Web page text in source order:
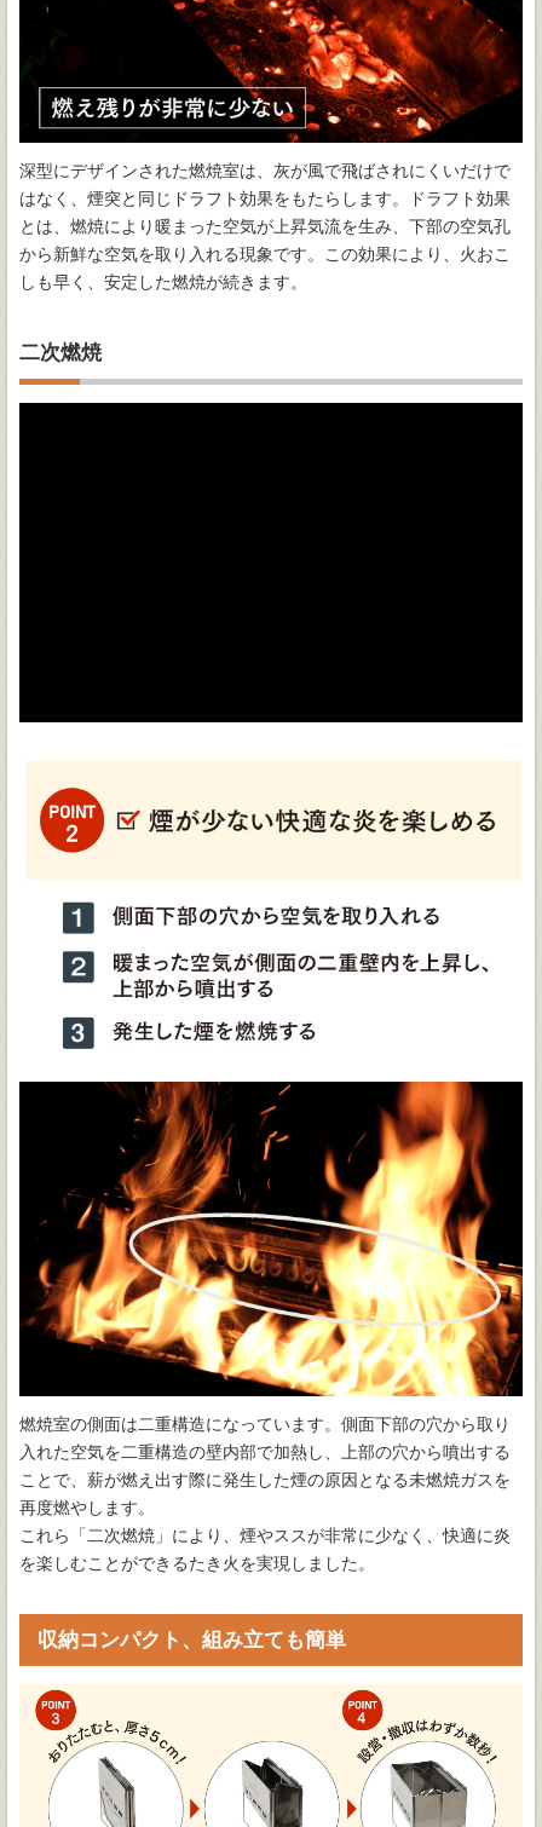
深型にデザインされた燃焼室は、灰が風で飛ばされにくいだけで
はなく、煙突と同じドラフト効果をもたらします。ドラフト効果
とは、燃焼により暖まった空気が上昇気流を生み、下部の空気孔
から新鮮な空気を取り入れる現象です。この効果により、火おこ
しも早く、安定した燃焼が続きます。
二次燃焼
燃焼室の側面は二重構造になっています。側面下部の穴から取り
入れた空気を二重構造の壁内部で加熱し、上部の穴から噴出する
ことで、薪が燃え出す際に発生した煙の原因となる未燃焼ガスを
再度燃やします。
これら「二次燃焼」により、煙やススが非常に少なく、快適に炎
を楽しむことができるたき火を実現しました。
収納コンパクト、組み立ても簡単